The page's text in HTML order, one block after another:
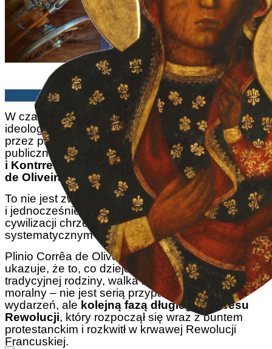
Rafał Topolski | 16/05/2025
W czasach, gdy Polska staje się celem
ideologicznej ofensywy – od ideologii gender,
przez promowanie aborcji, po laicyzację życia
publicznego – książka
„Rewolucja
i Kontrrewolucja”
autorstwa prof. Plinia Corrêi
de Oliveira jest lekturą absolutnie konieczną.
To nie jest zwykła książka. Toostrzeżenie
i jednocześnie
mapa drogowa, jak bronić naszej
cywilizacji chrześcijańskiej przed jej
systematycznym niszczeniem.
Plinio Corrêa de Oliveira w mistrzowski sposób
ukazuje, że to, co dzieje się dzisiaj – zniszczenie
tradycyjnej rodziny, walka z religią, relatywizm
moralny – nie jest serią przypadkowych
wydarzeń, ale kolejną fazą długiego procesu
Rewolucji, który rozpoczął się wraz z buntem
protestanckim i rozkwitł w krwawej Rewolucji
Francuskiej.